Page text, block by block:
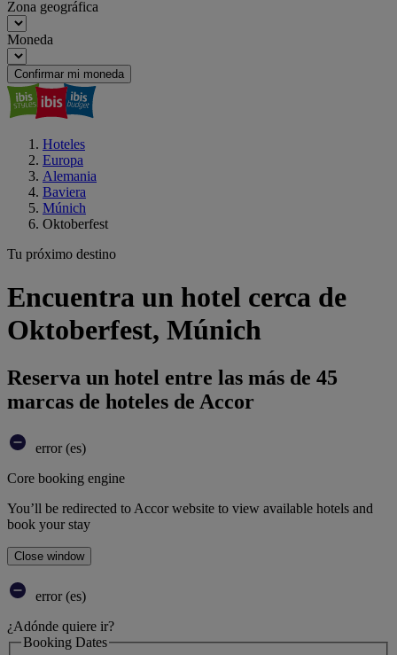
Zona geográfica
Moneda
Confirmar mi moneda
Hoteles
Europa
Alemania
Baviera
Múnich
Oktoberfest
Tu próximo destino
Encuentra un hotel cerca de
Oktoberfest, Múnich
Reserva un hotel entre las más de 45
marcas de hoteles de Accor
error (es)
Core booking engine
You’ll be redirected to Accor website to view available hotels and
book your stay
Close window
error (es)
¿Adónde quiere ir?
Booking Dates